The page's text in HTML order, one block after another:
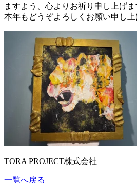
ますよう、心よりお祈り申し上げま
本年もどうぞよろしくお願い申し上
TORA PROJECT株式会社
一覧へ戻る